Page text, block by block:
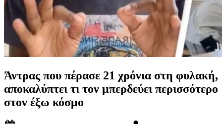
Άντρας που πέρασε 21 χρόνια στη φυλακή,
αποκαλύπτει τι τον μπερδεύει περισσότερο
στον έξω κόσμο